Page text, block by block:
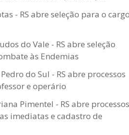
- RS abre seleção para o
do Vale - RS abre seleção
às Endemias
do Sul - RS abre processos
e operário
Pimentel - RS abre processos
imediatas e cadastro de